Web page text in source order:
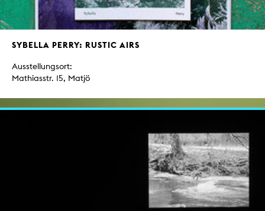
SYBELLA PERRY: RUSTIC AIRS
Ausstellungsort:
Mathiasstr. 15, Matjö